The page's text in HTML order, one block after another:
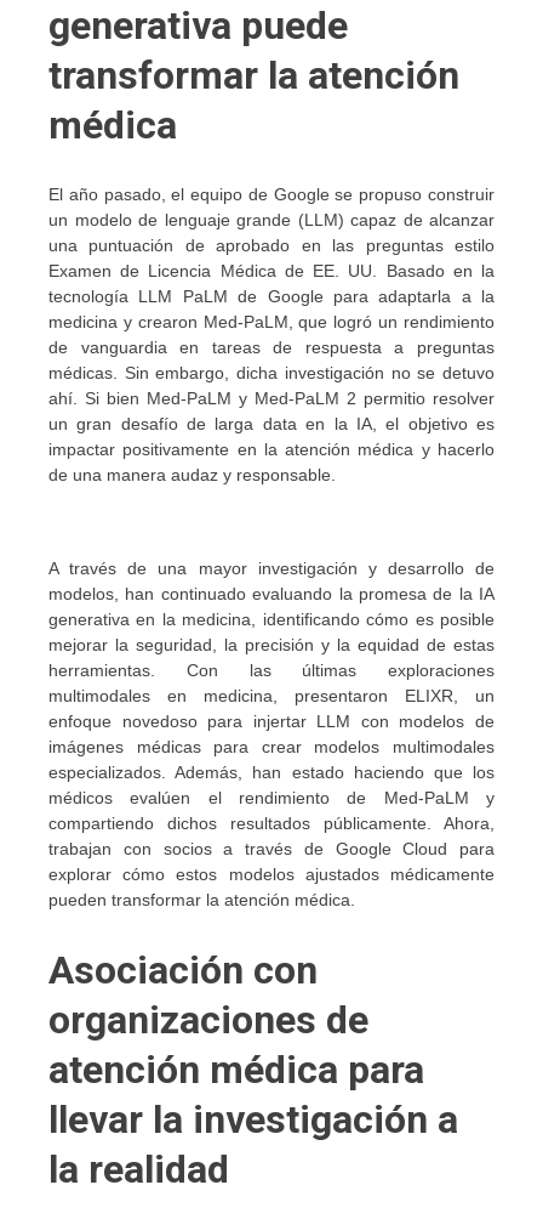
generativa puede
transformar la atención
médica
El año pasado, el equipo de Google se propuso construir
un modelo de lenguaje grande (LLM) capaz de alcanzar
una puntuación de aprobado en las preguntas estilo
Examen de Licencia Médica de EE. UU. Basado en la
tecnología LLM PaLM de Google para adaptarla a la
medicina y crearon Med-PaLM, que logró un rendimiento
de vanguardia en tareas de respuesta a preguntas
médicas. Sin embargo, dicha investigación no se detuvo
ahí. Si bien Med-PaLM y Med-PaLM 2 permitio resolver
un gran desafío de larga data en la IA, el objetivo es
impactar positivamente en la atención médica y hacerlo
de una manera audaz y responsable.
A través de una mayor investigación y desarrollo de
modelos, han continuado evaluando la promesa de la IA
generativa en la medicina, identificando cómo es posible
mejorar la seguridad, la precisión y la equidad de estas
herramientas. Con las últimas exploraciones
multimodales en medicina, presentaron ELIXR, un
enfoque novedoso para injertar LLM con modelos de
imágenes médicas para crear modelos multimodales
especializados. Además, han estado haciendo que los
médicos evalúen el rendimiento de Med-PaLM y
compartiendo dichos resultados públicamente. Ahora,
trabajan con socios a través de Google Cloud para
explorar cómo estos modelos ajustados médicamente
pueden transformar la atención médica.
Asociación con
organizaciones de
atención médica para
llevar la investigación a
la realidad